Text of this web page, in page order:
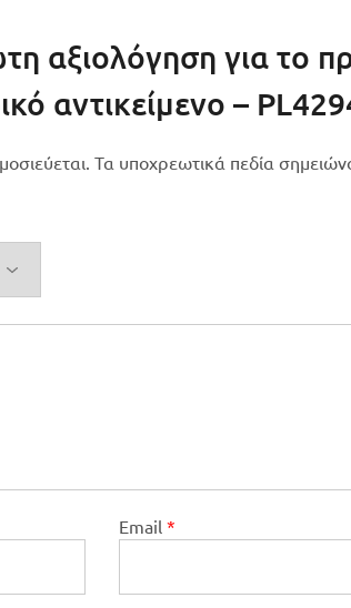
αξιολόγηση για το
αντικείμενο –
Τα υποχρεωτικά πεδία
Email *